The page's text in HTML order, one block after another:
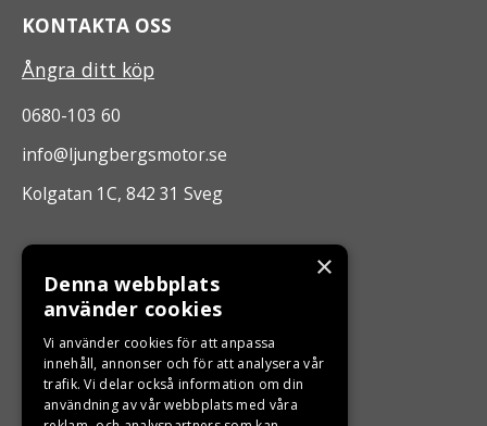
KONTAKTA OSS
Ångra ditt köp
0680-103 60
info@ljungbergsmotor.se
Kolgatan 1C, 842 31 Sveg
ÖPPETTIDER
Måndag - Fredag 10.00 -17.00
LJUNGBERGS MOTOR
Din BRP återförsäljare i Sveg!
×
Denna webbplats
använder cookies
Vi använder cookies för att anpassa
innehåll, annonser och för att analysera vår
trafik. Vi delar också information om din
användning av vår webbplats med våra